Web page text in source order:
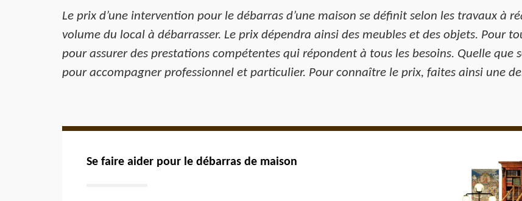
Le prix d’une intervention pour le débarras d’une maison se définit selon les travaux à
volume du local à débarrasser. Le prix dépendra ainsi des meubles et des objets. Pour
pour assurer des prestations compétentes qui répondent à tous les besoins. Quelle
pour accompagner professionnel et particulier. Pour connaître le prix, faites ainsi une
Se faire aider pour le débarras de maison